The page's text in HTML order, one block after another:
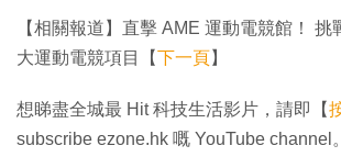
【相關報道】直擊 AME 運動電競館！
大運動電競項目【下一頁】
想睇盡全城最 Hit 科技生活影片，請即【
subscribe ezone.hk 嘅 YouTube channel。